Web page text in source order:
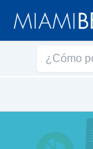
Saltar
contenido
Saltar
contenido